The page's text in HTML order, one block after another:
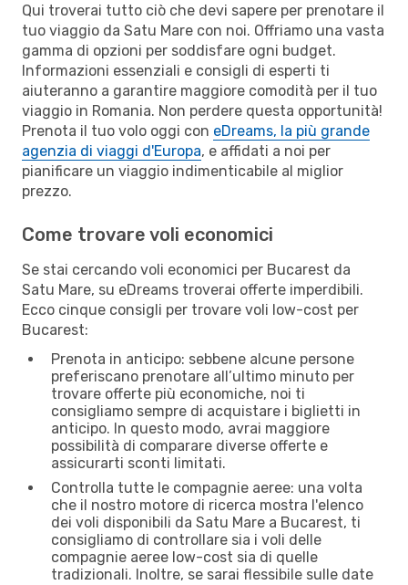
Qui troverai tutto ciò che devi sapere per prenotare il
tuo viaggio da Satu Mare con noi. Offriamo una vasta
gamma di opzioni per soddisfare ogni budget.
Informazioni essenziali e consigli di esperti ti
aiuteranno a garantire maggiore comodità per il tuo
viaggio in Romania. Non perdere questa opportunità!
Prenota il tuo volo oggi con eDreams, la più grande
agenzia di viaggi d'Europa, e affidati a noi per
pianificare un viaggio indimenticabile al miglior
prezzo.
Come trovare voli economici
Se stai cercando voli economici per Bucarest da
Satu Mare, su eDreams troverai offerte imperdibili.
Ecco cinque consigli per trovare voli low-cost per
Bucarest:
Prenota in anticipo: sebbene alcune persone
preferiscano prenotare all’ultimo minuto per
trovare offerte più economiche, noi ti
consigliamo sempre di acquistare i biglietti in
anticipo. In questo modo, avrai maggiore
possibilità di comparare diverse offerte e
assicurarti sconti limitati.
Controlla tutte le compagnie aeree: una volta
che il nostro motore di ricerca mostra l'elenco
dei voli disponibili da Satu Mare a Bucarest, ti
consigliamo di controllare sia i voli delle
compagnie aeree low-cost sia di quelle
tradizionali. Inoltre, se sarai flessibile sulle date